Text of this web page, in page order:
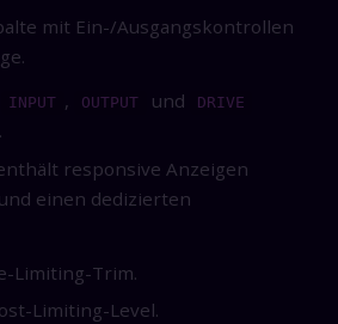
mit Ein-/Ausgangskontrollen
INPUT , OUTPUT und DRIVE
responsive Anzeigen
einen dedizierten
Limiting-Trim.
Limiting-Level.